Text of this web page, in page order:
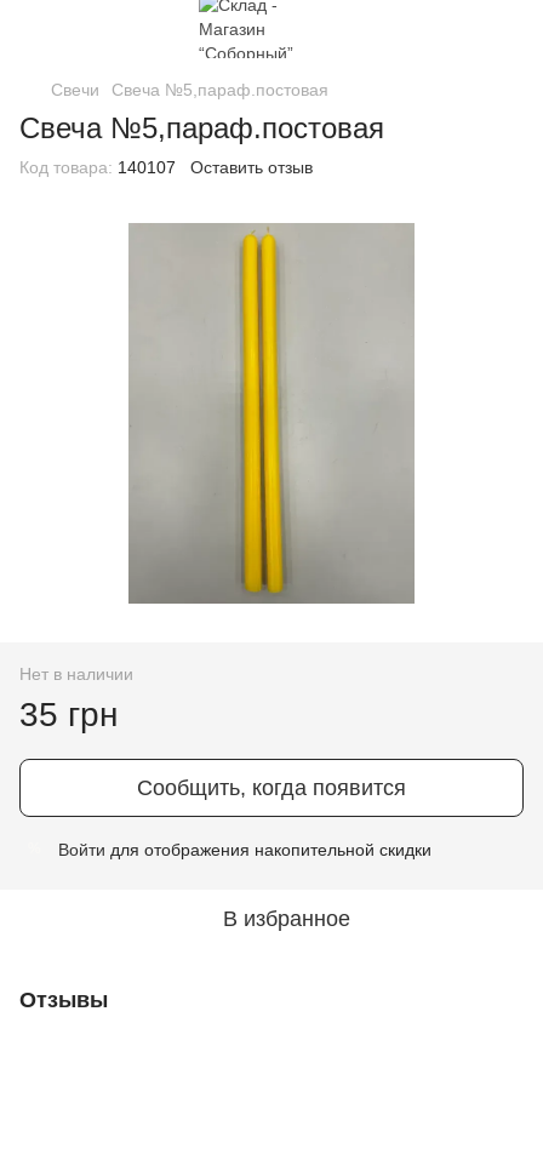
Свечи Свеча №5,параф.постовая
Свеча №5,параф.постовая
Код товара: 140107 Оставить отзыв
Нет в наличии
35 грн
Сообщить, когда появится
Войти для отображения накопительной скидки
В избранное
Отзывы